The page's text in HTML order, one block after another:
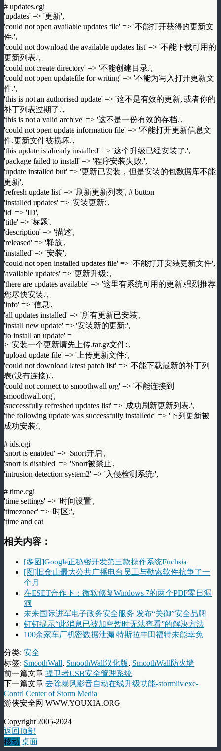
# updates.cgi
'updates' => '更新',
'could not open available updates file' => '不能打开获得的更新文
件.',
'could not download the available updates list' => '不能下载可用的
更新列表.',
'could not create directory' => '不能创建目录.',
'could not open updatefile for writing' => '不能为写入打开更新文
件.',
'this is not an authorised update' => '这不是有效的更新, 或者你的
补丁列表过期了.',
'this is not a valid archive' => '这不是一份有效的存档.',
'could not open update information file' => '不能打开更新信息文
件.更新文件被损坏.',
'this update is already installed' => '这个升级已经安装了.',
'package failed to install' => '程序安装失败.',
'update installed but' => '更新已安装，但是安装的包数据库不能
更新',
'refresh update list' => '刷新更新列表', # button
'installed updates' => '安装更新:',
'id' => 'ID',
'title' => '标题',
'description' => '描述',
'released' => '释放',
'installed' => '安装',
'could not open installed updates file' => '不能打开安装更新文件',
'available updates' => '更新升级:',
'there are updates available' => '这里有系统可用的更新.强烈推荐
您尽快安装.',
'info' => '信息',
'all updates installed' => '所有更新已安装',
'install new update' => '安装新的更新:',
'to install an update' =
> '安装一个更新请先上传.tar.gz文件:',
'upload update file' => '上传更新文件:',
'could not download latest patch list' => '不能下载最新的补丁列
表(没有连接).',
'could not connect to smoothwall org' => '不能连接到
smoothwall.org',
'successfully refreshed updates list' => '成功刷新更新列表.',
'the following update was successfully installedc' => '下列更新被
成功安装:',
# ids.cgi
'snort is enabled' => 'Snort开启',
'snort is disabled' => 'Snort被禁止',
'intrusion detection system2' => '入侵检测系统:',
# time.cgi
'time settings' => '时间设置',
'timezonec' => '时区:',
'time and dat
相关内容：
[多图]Google正秘密开发第三款操作系统Fuchsia
[图]旧金山最大公共广播电台员工与勒索软件抗争了一
个月
在ESET合作下：微软修复Windows 7的两个PDF零日漏
洞
未来国际进军电子政务安全服务 发布“关御”安全品牌
钉钉提示“此消息已被加密暂时无法查看”的解决方法
100余家车厂机密数据泄漏 特斯拉丰田福特未能幸免
分类: 安全
标签: SmoothWall, SmoothWall汉化版, SmoothWall防火墙
前一篇文章 捍卫者USB安全管理系统
下一篇文章 去除暴风影音自动在线升级功能-stormliv.exe-
Contrl Center of Storm Media
游侠安全网 WWW.YOUXIA.ORG
Copyright 2005-2024
返回顶部
移动 桌面